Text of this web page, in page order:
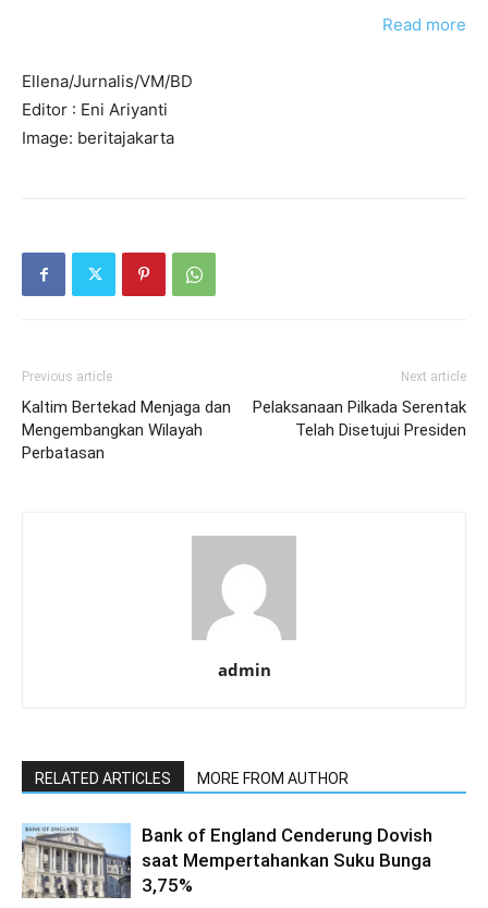
Read more
Ellena/Jurnalis/VM/BD
Editor : Eni Ariyanti
Image: beritajakarta
Previous article
Kaltim Bertekad Menjaga dan
Mengembangkan Wilayah
Perbatasan
Next article
Pelaksanaan Pilkada Serentak
Telah Disetujui Presiden
admin
RELATED ARTICLES MORE FROM AUTHOR
Bank of England Cenderung Dovish
saat Mempertahankan Suku Bunga
3,75%